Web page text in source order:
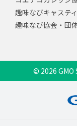
趣味なびキャステ
趣味なび協会・団
© 2026